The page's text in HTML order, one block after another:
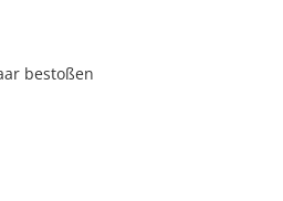
bestoßen